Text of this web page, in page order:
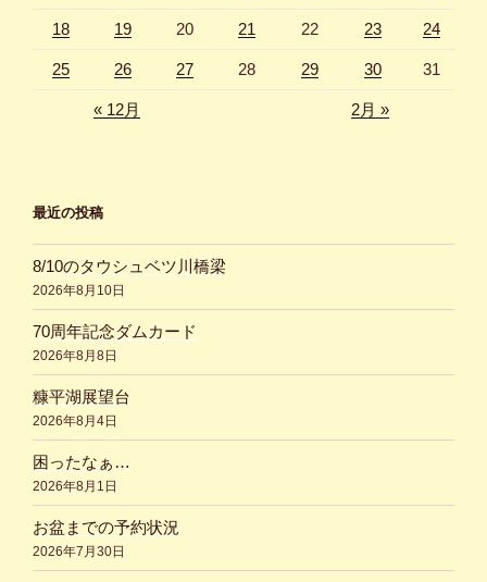
18 19 20 21 22 23 24
25 26 27 28 29 30 31
« 12月 2月 »
最近の投稿
8/10のタウシュベツ川橋梁
2026年8月10日
70周年記念ダムカード
2026年8月8日
糠平湖展望台
2026年8月4日
困ったなぁ…
2026年8月1日
お盆までの予約状況
2026年7月30日